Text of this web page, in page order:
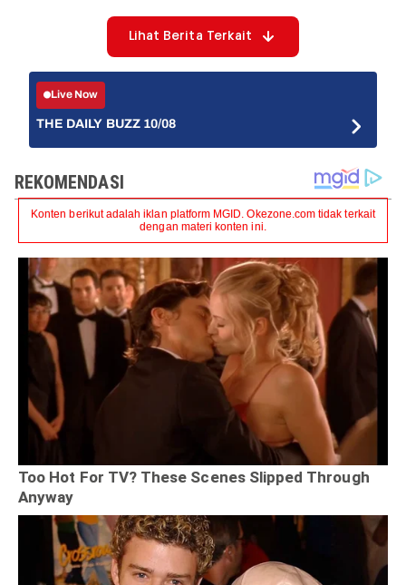
Lihat Berita Terkait
Live Now
THE DAILY BUZZ 10/08